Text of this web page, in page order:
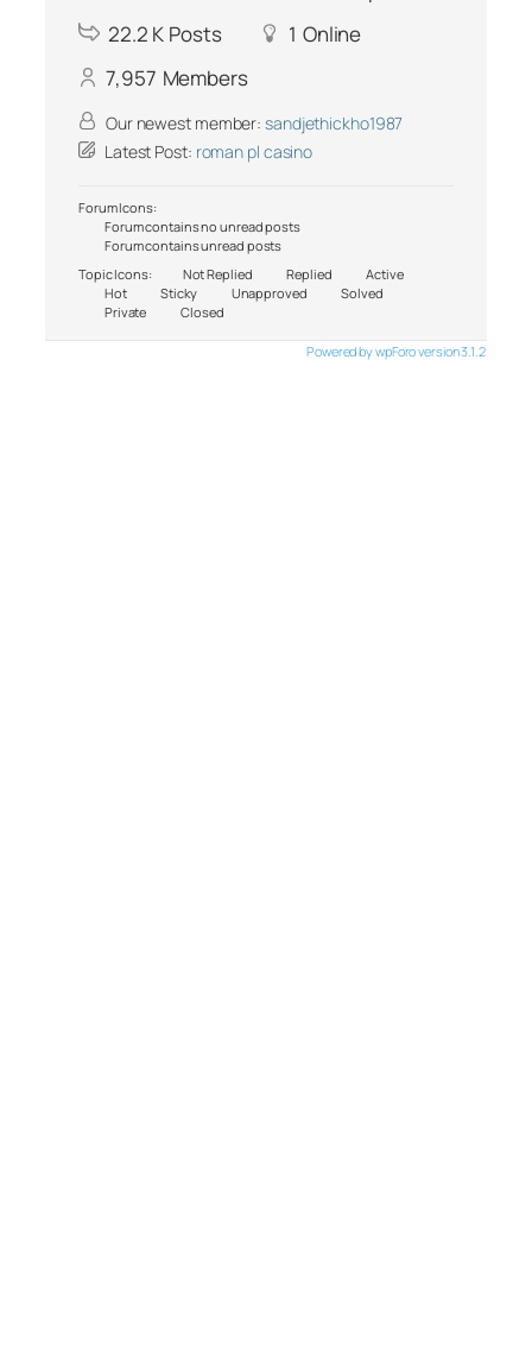
22.2 K Posts 1 Online
7,957 Members
Our newest member: sandjethickho1987
Latest Post: roman pl casino
Forum Icons:
Forum contains no unread posts
Forum contains unread posts
Topic Icons:
Not Replied Replied
Active
Hot
Sticky Unapproved
Solved
Private
Closed
Powered by wpForo version 3.1.2